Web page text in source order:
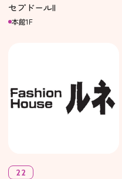
セプドールII
本館1F
22